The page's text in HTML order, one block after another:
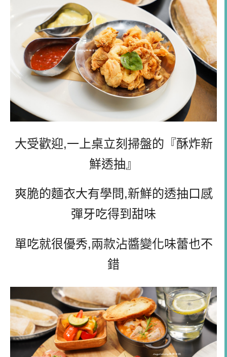
大受歡迎,一上桌立刻掃盤的『酥炸新
鮮透抽』
爽脆的麵衣大有學問,新鮮的透抽口感
彈牙吃得到甜味
單吃就很優秀,兩款沾醬變化味蕾也不
錯